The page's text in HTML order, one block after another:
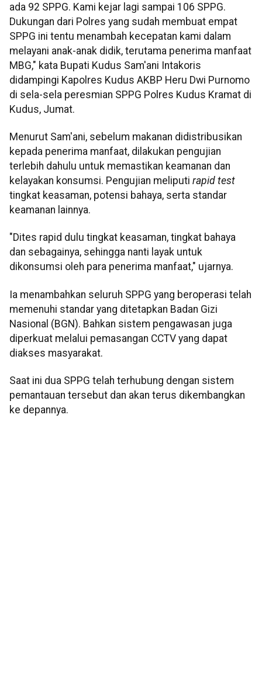
ada 92 SPPG. Kami kejar lagi sampai 106 SPPG.
Dukungan dari Polres yang sudah membuat empat
SPPG ini tentu menambah kecepatan kami dalam
melayani anak-anak didik, terutama penerima manfaat
MBG," kata Bupati Kudus Sam'ani Intakoris
didampingi Kapolres Kudus AKBP Heru Dwi Purnomo
di sela-sela peresmian SPPG Polres Kudus Kramat di
Kudus, Jumat.
Menurut Sam'ani, sebelum makanan didistribusikan
kepada penerima manfaat, dilakukan pengujian
terlebih dahulu untuk memastikan keamanan dan
kelayakan konsumsi. Pengujian meliputi rapid test
tingkat keasaman, potensi bahaya, serta standar
keamanan lainnya.
"Dites rapid dulu tingkat keasaman, tingkat bahaya
dan sebagainya, sehingga nanti layak untuk
dikonsumsi oleh para penerima manfaat," ujarnya.
Ia menambahkan seluruh SPPG yang beroperasi telah
memenuhi standar yang ditetapkan Badan Gizi
Nasional (BGN). Bahkan sistem pengawasan juga
diperkuat melalui pemasangan CCTV yang dapat
diakses masyarakat.
Saat ini dua SPPG telah terhubung dengan sistem
pemantauan tersebut dan akan terus dikembangkan
ke depannya.